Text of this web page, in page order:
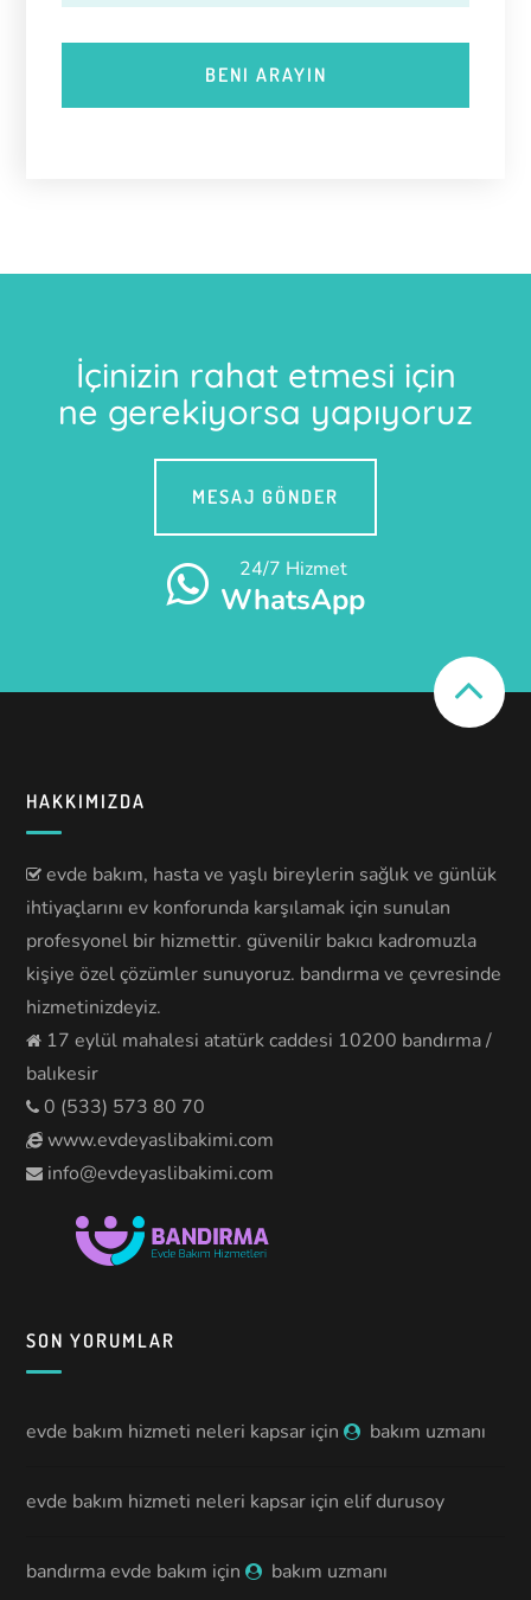
İçinizin rahat etmesi için
ne gerekiyorsa yapıyoruz
MESAJ GÖNDER
24/7 Hizmet
WhatsApp
HAKKIMIZDA
evde bakım, hasta ve yaşlı bireylerin sağlık ve günlük
ihtiyaçlarını ev konforunda karşılamak için sunulan
profesyonel bir hizmettir. güvenilir bakıcı kadromuzla
kişiye özel çözümler sunuyoruz. bandırma ve çevresinde
hizmetinizdeyiz.
17 eylül mahalesi atatürk caddesi 10200 bandırma /
balıkesir
0 (533) 573 80 70
www.evdeyaslibakimi.com
info@evdeyaslibakimi.com
SON YORUMLAR
evde bakım hizmeti neleri kapsar için bakım uzmanı
evde bakım hizmeti neleri kapsar içinelif durusoy
bandırma evde bakım için bakım uzmanı